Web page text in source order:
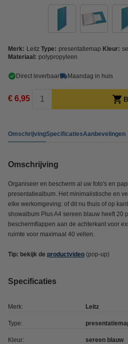
Merk: Leitz Type: presentatiemap Kleur:
Materiaal: polypropyleen
Direct leverbaar Maandag in huis
€ 6,95
OmschrijvingSpecificatiesAanbevelingen
Omschrijving
Organiseer en bescherm al uw foto's en
presentatiealbum. Het minimalistische en
elke werkomgeving: of dit nu thuis of op
showalbum Plus A4 sereen blauw heeft 20
beschermflappen aan de achterkant voor
ruimte voor maximaal 40 vellen.
Tip: bekijk de productvideo (pop-up)
Specificaties
Merk: Leitz
Type:
Kleur: sereen blauw